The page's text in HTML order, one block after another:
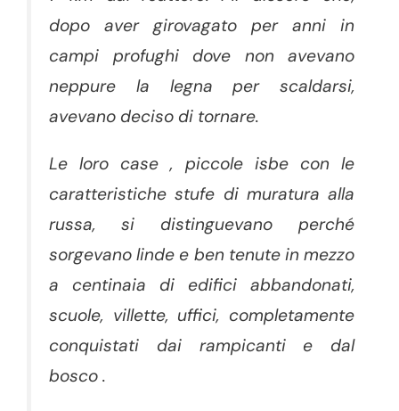
dopo aver girovagato per anni in
campi profughi dove non avevano
neppure la legna per scaldarsi,
avevano deciso di tornare.
Le loro case , piccole isbe con le
caratteristiche stufe di muratura alla
russa, si distinguevano perché
sorgevano linde e ben tenute in mezzo
a centinaia di edifici abbandonati,
scuole, villette, uffici, completamente
conquistati dai rampicanti e dal
bosco .